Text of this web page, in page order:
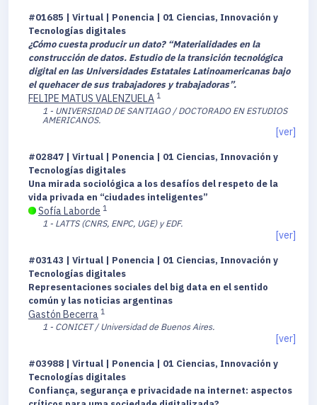
#01685 | Virtual | Ponencia | 01 Ciencias, Innovación y
Tecnologías digitales
¿Cómo cuesta producir un dato? “Materialidades en la
construcción de datos. Estudio de la transición tecnológica
digital en las Universidades Estatales Latinoamericanas bajo
el quehacer de sus trabajadores y trabajadoras”.
FELIPE MATUS VALENZUELA 1
1 - UNIVERSIDAD DE SANTIAGO / DOCTORADO EN ESTUDIOS
AMERICANOS.
[ver]
#02847 | Virtual | Ponencia | 01 Ciencias, Innovación y
Tecnologías digitales
Una mirada sociológica a los desafíos del respeto de la
vida privada en “ciudades inteligentes”
Sofía Laborde 1
1 - LATTS (CNRS, ENPC, UGE) y EDF.
[ver]
#03143 | Virtual | Ponencia | 01 Ciencias, Innovación y
Tecnologías digitales
Representaciones sociales del big data en el sentido
común y las noticias argentinas
Gastón Becerra 1
1 - CONICET / Universidad de Buenos Aires.
[ver]
#03988 | Virtual | Ponencia | 01 Ciencias, Innovación y
Tecnologías digitales
Confiança, segurança e privacidade na internet: aspectos